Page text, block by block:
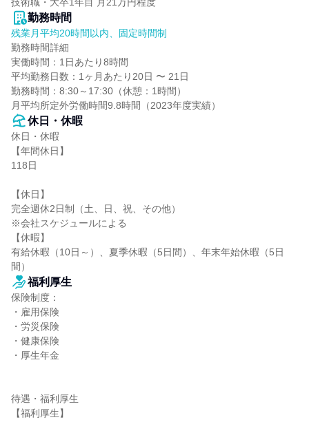
勤務時間
残業月平均20時間以内、固定時間制
勤務時間詳細
実働時間：1日あたり8時間
平均勤務日数：1ヶ月あたり20日 〜 21日
勤務時間：8:30～17:30（休憩：1時間）
月平均所定外労働時間9.8時間（2023年度実績）
休日・休暇
休日・休暇
【年間休日】
118日
【休日】
完全週休2日制（土、日、祝、その他）
※会社スケジュールによる
【休暇】
有給休暇（10日～）、夏季休暇（5日間）、年末年始休暇（5日
間）
福利厚生
保険制度：
・雇用保険
・労災保険
・健康保険
・厚生年金
待遇・福利厚生
【福利厚生】